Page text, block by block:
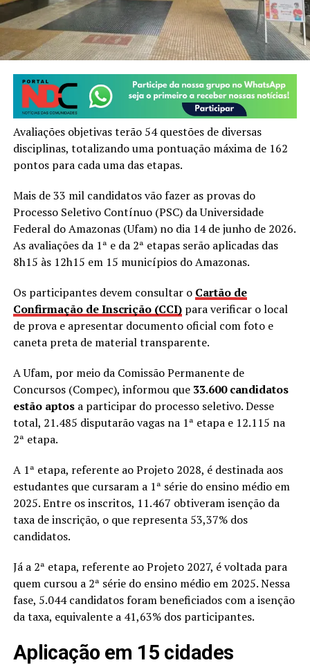
Avaliações objetivas terão 54 questões de diversas
disciplinas, totalizando uma pontuação máxima de 162
pontos para cada uma das etapas.
Mais de 33 mil candidatos vão fazer as provas do
Processo Seletivo Contínuo (PSC) da Universidade
Federal do Amazonas (Ufam) no dia 14 de junho de 2026.
As avaliações da 1ª e da 2ª etapas serão aplicadas das
8h15 às 12h15 em 15 municípios do Amazonas.
Os participantes devem consultar o Cartão de
Confirmação de Inscrição (CCI)para verificar o local
de prova e apresentar documento oficial com foto e
caneta preta de material transparente.
A Ufam, por meio da Comissão Permanente de
Concursos (Compec), informou que 33.600 candidatos
estão aptosa participar do processo seletivo. Desse
total, 21.485 disputarão vagas na 1ª etapa e 12.115 na
2ª etapa.
A 1ª etapa, referente ao Projeto 2028, é destinada aos
estudantes que cursaram a 1ª série do ensino médio em
2025. Entre os inscritos, 11.467 obtiveram isenção da
taxa de inscrição, o que representa 53,37% dos
candidatos.
Já a 2ª etapa, referente ao Projeto 2027, é voltada para
quem cursou a 2ª série do ensino médio em 2025. Nessa
fase, 5.044 candidatos foram beneficiados com a isenção
da taxa, equivalente a 41,63% dos participantes.
Aplicação em 15 cidades